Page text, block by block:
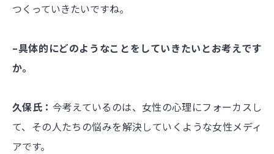
つくっていきたいですね。
–具体的にどのようなことをしていきたいとお考えです
か。
久保氏： 今考えているのは、女性の心理にフォーカスし
て、その人たちの悩みを解決していくような女性メディ
アです。